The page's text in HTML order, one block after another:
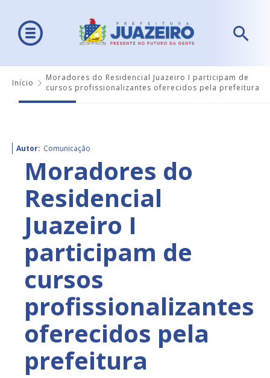
Início
Moradores do Residencial Juazeiro I participam de
cursos profissionalizantes oferecidos pela prefeitura
Autor: Comunicação
Moradores do
Residencial
Juazeiro I
participam de
cursos
profissionalizantes
oferecidos pela
prefeitura